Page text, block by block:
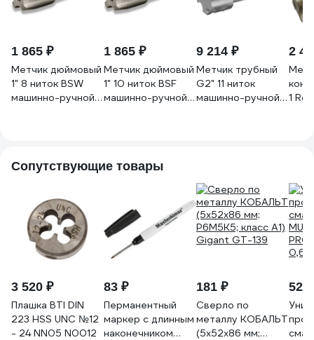
1 865 ₽
Метчик дюймовый
1" 8 ниток BSW
машинно-ручной
1 865 ₽
Метчик дюймовый
1" 10 ниток BSF
машинно-ручной
9 214 ₽
Метчик трубный
G2" 11 ниток
машинно-ручной
2
1 Rc
Сопутствующие товары
3 520 ₽
Плашка BTI DIN
223 HSS UNC №12
- 24 NN05 N0012
83 ₽
Перманентный
маркер с длинным
наконечником
181 ₽
Сверло по
металлу КОБАЛЬТ
(5х52х86 мм;
528